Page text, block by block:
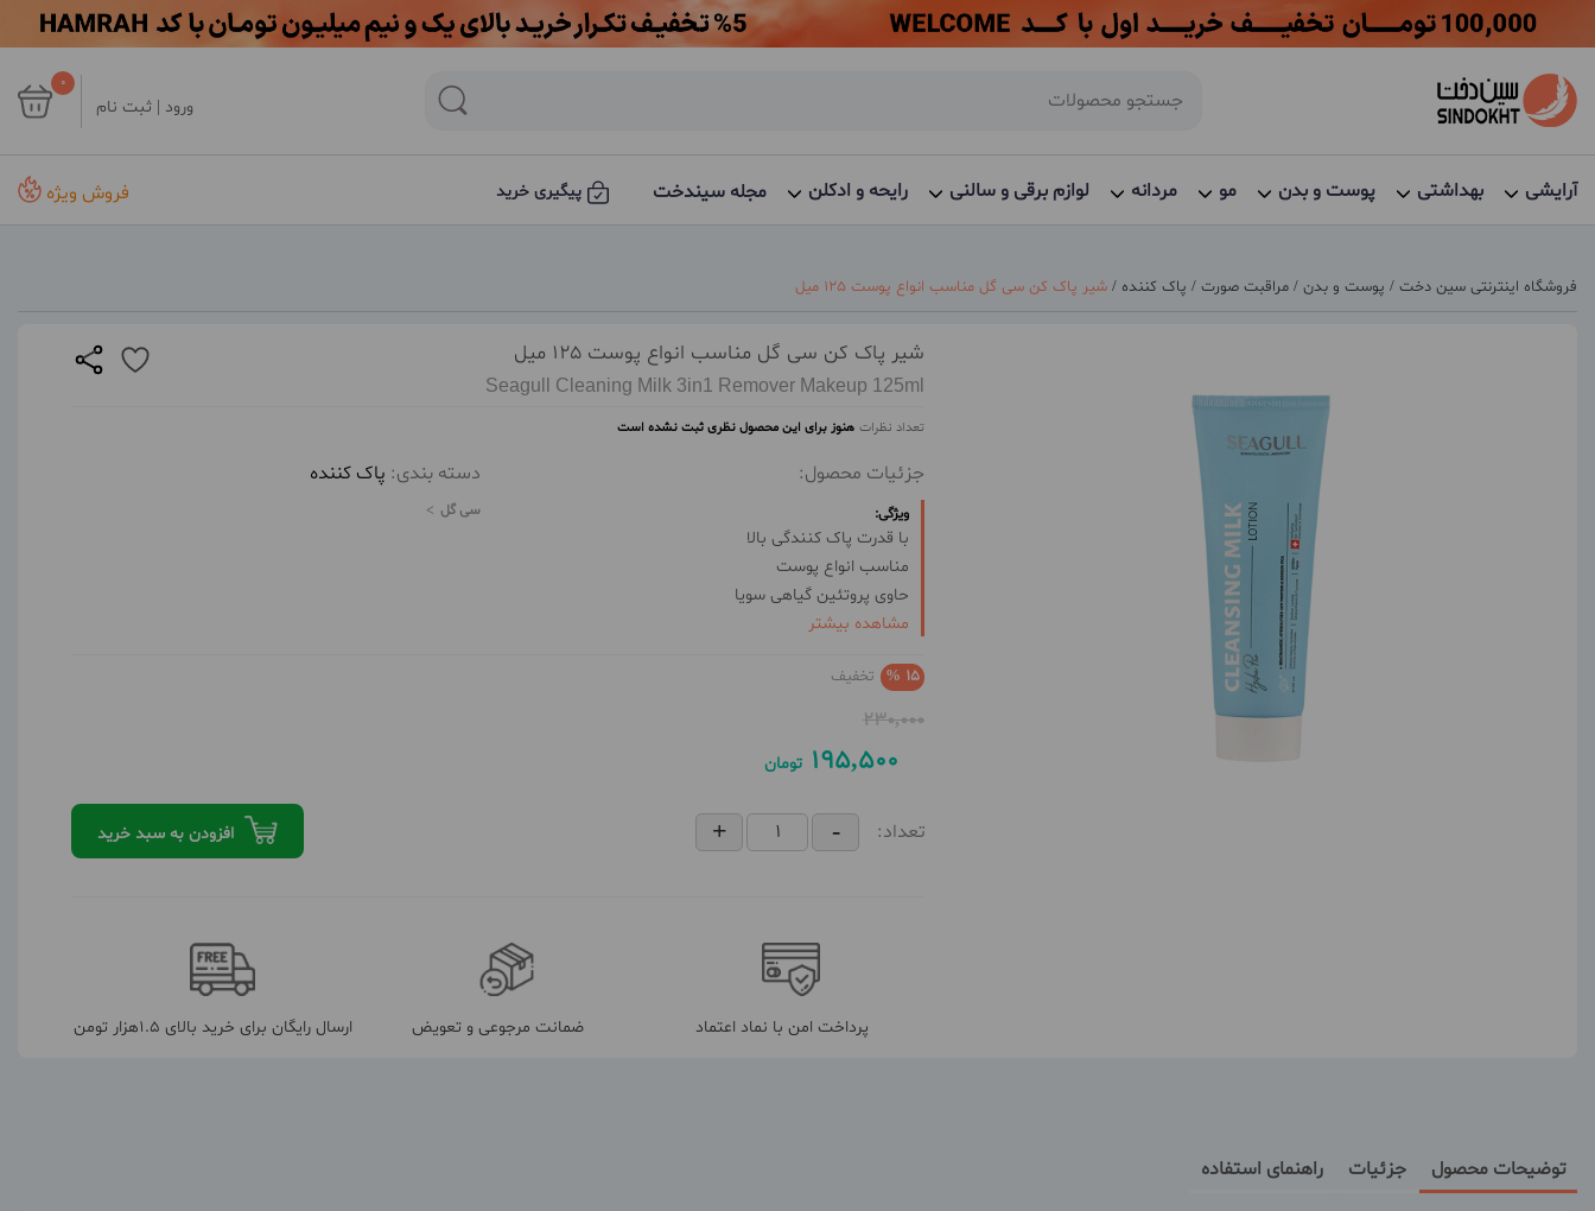
ورود | ثبت نام
0
آرایشی بهداشتی پوست و بدن مو مردانه لوازم برقی و سالنی رایحه و ادکلن مجله سیندخت پیگیری خرید فروش ویژه
فروشگاه اینترنتی سین دخت / پوست و بدن / مراقبت صورت / پاک کننده / شیر پاک کن سی گل مناسب انواع پوست 125 میل
شیر پاک کن سی گل مناسب انواع پوست 125 میل
Seagull Cleaning Milk 3in1 Remover Makeup 125ml
تعداد نظرات هنوز برای این محصول نظری ثبت نشده است
جزئیات محصول:
ویژگی:
با قدرت پاک کنندگی بالا
مناسب انواع پوست
حاوی پروتئین گیاهی سویا
ضد حساسیت
مشاهده بیشتر
دسته بندی: پاک کننده
سی گل
15 % تخفیف
230,000
195,500 تومان
تعداد: افزودن به سبد خرید
پرداخت امن با نماد اعتماد ضمانت مرجوعی و تعویض ارسال رایگان برای خرید بالای 1.5هزار تومن
توضیحات محصول جزئیات راهنمای استفاده